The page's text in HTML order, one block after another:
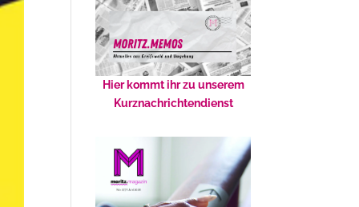
Hier kommt ihr zu unserem
Kurznachrichtendienst